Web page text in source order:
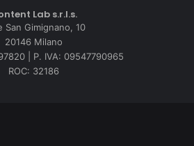
Lab s.r.l.s.
San Gimignano, 10
20146 Milano
| P. IVA: 09547790965
ROC: 32186